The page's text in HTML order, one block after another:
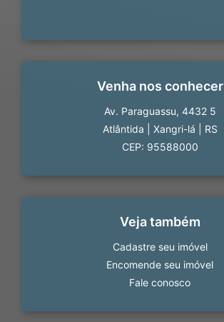
Venha nos conhecer
Av. Paraguassu, 4432 5
Atlântida
Xangri-lá
RS
CEP: 95588000
Veja também
Cadastre seu imóvel
Encomende seu imóvel
Fale conosco